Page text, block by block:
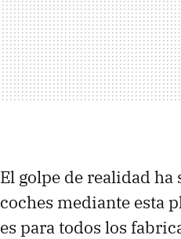
El golpe de realidad
coches mediante esta
es para todos los